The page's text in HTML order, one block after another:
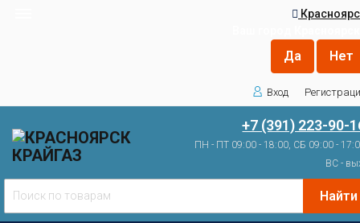
Вход
+7 (391) 223-90-
ПН - ПТ 09:00 - 18:00, СБ 09:00 -
ВС -
Найти